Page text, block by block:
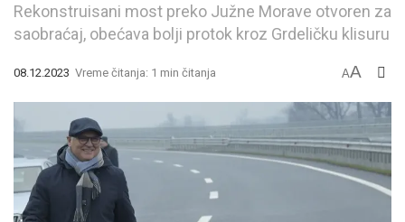
Rekonstruisani most preko Južne Morave otvoren za
saobraćaj, obećava bolji protok kroz Grdeličku klisuru
08.12.2023 Vreme čitanja: 1 min čitanja AA